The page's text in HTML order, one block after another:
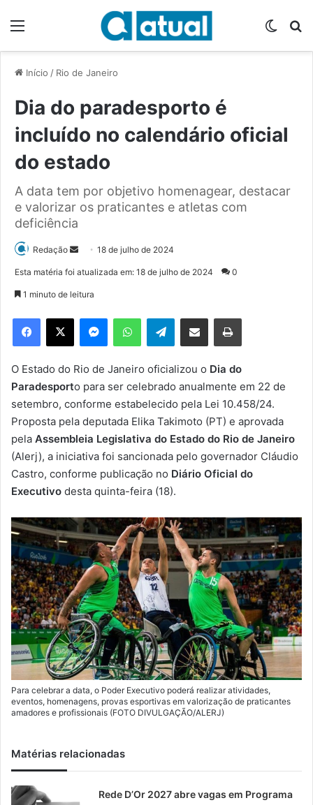
Início / Rio de Janeiro
Dia do paradesporto é
incluído no calendário oficial
do estado
A data tem por objetivo homenagear, destacar
e valorizar os praticantes e atletas com
deficiência
Redação
d
e
m
e
-
m
18 de julho de 2024
Esta matéria foi atualizada em: 18 de julho de 2024 0
1 minuto de leitura
Telegram
O Estado do Rio de Janeiro oficializou o Dia do
Paradesporto para ser celebrado anualmente em 22 de
setembro, conforme estabelecido pela Lei 10.458/24.
Proposta pela deputada Elika Takimoto (PT) e aprovada
pela Assembleia Legislativa do Estado do Rio de Janeiro
(Alerj), a iniciativa foi sancionada pelo governador Cláudio
Castro, conforme publicação no Diário Oficial do
Executivo desta quinta-feira (18).
Para celebrar a data, o Poder Executivo poderá realizar atividades,
eventos, homenagens, provas esportivas em valorização de praticantes
amadores e profissionais (FOTO DIVULGAÇÃO/ALERJ)
Matérias relacionadas
Rede D’Or 2027 abre vagas em Programa